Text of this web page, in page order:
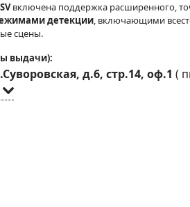
включена поддержка расширенного,
детекции, включающими
сцены.
выдачи):
д.6, стр.14, оф.1 (